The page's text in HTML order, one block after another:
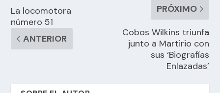
La locomotora
número 51
ANTERIOR
PRÓXIMO
Cobos Wilkins triunfa
junto a Martirio con
sus ‘Biografías
Enlazadas’